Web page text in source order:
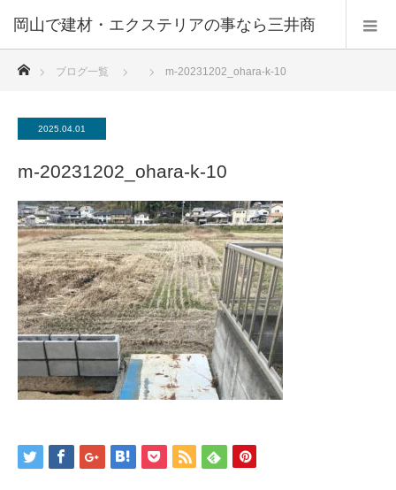
ブログ一覧 m-20231202_ohara-k-10
2025.04.01
m-20231202_ohara-k-10